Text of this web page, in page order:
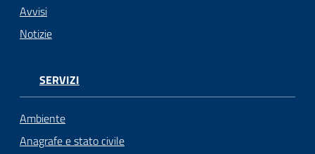
Avvisi
Notizie
SERVIZI
Ambiente
Anagrafe e stato civile